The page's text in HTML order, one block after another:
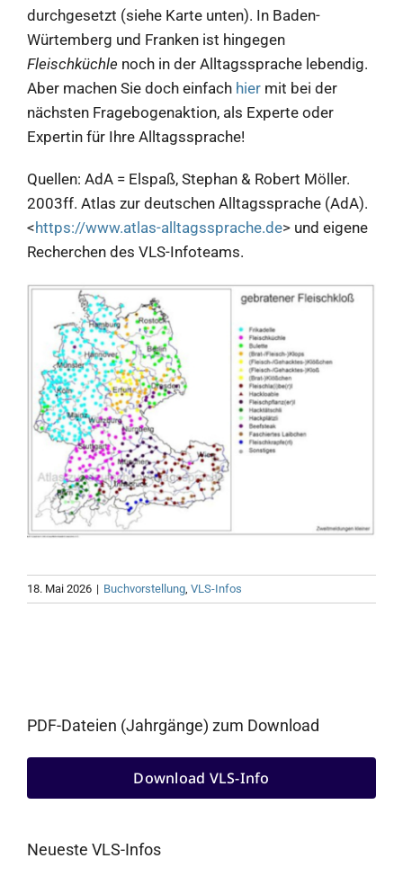
durchgesetzt (siehe Karte unten). In Baden-
Würtemberg und Franken ist hingegen
Fleischküchle noch in der Alltagssprache lebendig.
Aber machen Sie doch einfach hiermit bei der
nächsten Fragebogenaktion, als Experte oder
Expertin für Ihre Alltagssprache!
Quellen: AdA = Elspaß, Stephan & Robert Möller.
2003ff. Atlas zur deutschen Alltagssprache (AdA).
<https://www.atlas-alltagssprache.de> und eigene
Recherchen des VLS-Infoteams.
18. Mai 2026 | Buchvorstellung, VLS-Infos
PDF-Dateien (Jahrgänge) zum Download
Download VLS-Info
Neueste VLS-Infos